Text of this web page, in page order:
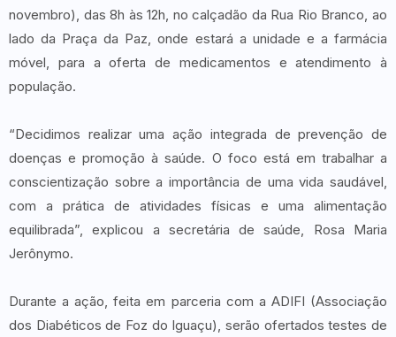
novembro), das 8h às 12h, no calçadão da Rua Rio Branco, ao
lado da Praça da Paz, onde estará a unidade e a farmácia
móvel, para a oferta de medicamentos e atendimento à
população.
“Decidimos realizar uma ação integrada de prevenção de
doenças e promoção à saúde. O foco está em trabalhar a
conscientização sobre a importância de uma vida saudável,
com a prática de atividades físicas e uma alimentação
equilibrada”, explicou a secretária de saúde, Rosa Maria
Jerônymo.
Durante a ação, feita em parceria com a ADIFI (Associação
dos Diabéticos de Foz do Iguaçu), serão ofertados testes de